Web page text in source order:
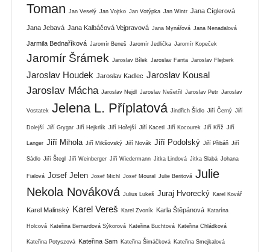
Toman
Jan Veselý Jan Vojtko Jan Votýpka Jan Wintr Jana Cíglerová
Jana Jebavá Jana Kalbáčová Vejpravová Jana Mynářová Jana Nenadalová
Jarmila Bednaříková Jaromír Beneš Jaromír Jedlička Jaromír Kopeček
Jaromír Šrámek Jaroslav Bílek Jaroslav Fanta Jaroslav Flejberk
Jaroslav Houdek Jaroslav Kadlec Jaroslav Kousal
Jaroslav Mácha Jaroslav Nejdl Jaroslav Nešetřil Jaroslav Petr Jaroslav
Vostatek Jelena L. Příplatová Jindřich Šídlo Jiří Černý Jiří
Dolejší Jiří Grygar Jiří Hejkrlík Jiří Hořejší Jiří Kacetl Jiří Kocourek Jiří Kříž Jiří
Langer Jiří Mihola Jiří Mikšovský Jiří Novák Jiří Podolský Jiří Přibáň Jiří
Sádlo Jiří Štegl Jiří Weinberger Jiří Wiedermann Jitka Lindová Jitka Slabá Johana
Fialová Josef Jelen Josef Michl Josef Moural Julie Beritová Julie
Nekola Nováková Julius Lukeš Juraj Hvorecký Karel Kovář
Karel Malinský Karel Vereš Karel Zvoník Karla Štěpánová Katarína
Holcová Kateřina Bernardová Sýkorová Kateřina Buchtová Kateřina Chládková
Kateřina Potyszová Kateřina Sam Kateřina Šimáčková Kateřina Smejkalová